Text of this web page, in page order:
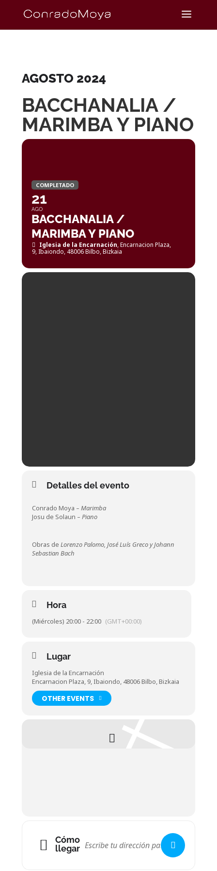
AGOSTO 2024
BACCHANALIA /
MARIMBA Y PIANO
COMPLETADO
21
AGO
BACCHANALIA /
MARIMBA Y PIANO
Iglesia de la Encarnación, Encarnacion Plaza,
9, Ibaiondo, 48006 Bilbo, Bizkaia
Detalles del evento
Conrado Moya – Marimba
Josu de Solaun – Piano
Obras de Lorenzo Palomo, José Luís Greco y Johann
Sebastian Bach
Hora
(Miércoles) 20:00 - 22:00 (GMT+00:00)
Lugar
Iglesia de la Encarnación
Encarnacion Plaza, 9, Ibaiondo, 48006 Bilbo, Bizkaia
OTHER EVENTS
Cómo
llegar